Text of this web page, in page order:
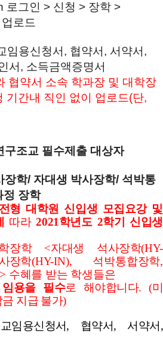
로그인 > 신청 > 장학 >
로드
임용신청서, 협약서, 서약서,
서, 소득금액증명서
협약서 소속 학과장 및 대학장
기간내 직인 없이 업로드(단,
구조교 필수제출 대상자
장학/ 자대생 박사장학/ 석박통
정 장학
대학원 신입생 모집요강 및
따라2021학년도 2학기 신입생
장학 <자대생 석사장학(HY-
장학(HY-IN), 석박통합장학,
수혜를 받는 학생들은
용을 필수로 해야합니다. (미
지급 불가)
임용신청서, 협약서, 서약서,